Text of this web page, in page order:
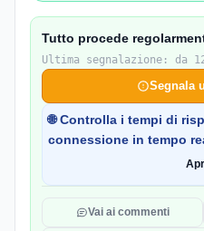
Tutto procede
Ultima segnalazione: da
Segnala
🌐 Controlla i tempi di
connessione in tempo
Vai ai commenti